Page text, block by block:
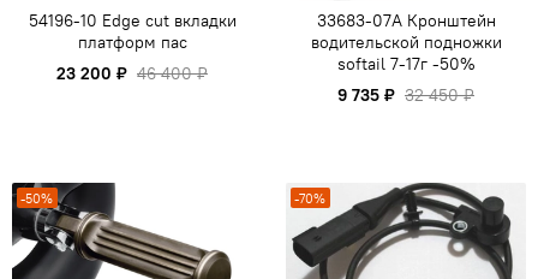
54196-10 Edge cut вкладки
платформ пас
23 200 ₽ 46 400 ₽
33683-07A Кронштейн
водительской подножки
softail 7-17г -50%
9 735 ₽ 32 450 ₽
-50% -70%